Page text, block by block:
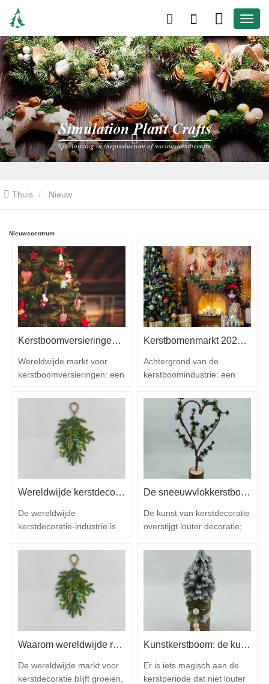
Thuis Nieuw
Nieuwscentrum
Kerstboomversieringen: Markttrends, inzichten in de toeleveringsketen en inkoopgids 2025
Wereldwijde markt voor
kerstboomversieringen: een
innovatie gedreven groei.
Naarmate de feestdagen
wereldwijd steeds
commerciëler worden, zijn
kerstboomversieringen
geëvolueerd van
seizoensgebonden
decoraties tot culturele
verzamelobjecten, wat leidt
Kerstbomenmarkt 2025: trends, technologieën en inkoopgids voor B2B-kopers
Achtergrond van de
kerstboomindustrie: een
wereldwijde vraag De
kerstboom is al lange tijd
een belangrijk onderdeel
van de wereldwijde
feestdagen en de omvang
ervan is gestaag gegroeid,
ondanks de veranderende
consumentenvoorkeuren.
Wereldwijde kerstdecortrends en waarom Christmas Queen de markt blijft leiden
De wereldwijde
kerstdecoratie-industrie is
traditionele ornamenten en
simpele kunstbomen die
ooit het seizoen
kenmerkten. Tegenwoordig
wordt de markt gevormd
door veranderende
consumentenvoorkeuren,
culturele invloeden,
productietechnologieën en
De sneeuwvlokkerstboom van de koningin van Kerstmis: verhoog de feestelijke elegantie met tijdloze Europese luxe
De kunst van kerstdecoratie
overstijgt louter decoratie;
schoonheid, verfijning en
emotie. Voor wie de
feestdagen koestert, heeft
elk ornament, lint en tak de
kracht om een ​​ruimte te
transformeren tot een
wereld van verwondering en
elegantie. Christmas Queen
Waarom wereldwijde retailers en importeurs voor Christmas Queen kiezen: een uitgebreide B2B-gids voor het inkopen van kerstdecoratie
De wereldwijde markt voor
kerstdecoratie blijft groeien,
Kunstkerstboom: de kunst, het vakmanschap en het hart achter eersteklas kerstversieringen voor de wereld
Er is iets magisch aan de
kerstperiode dat niet louter